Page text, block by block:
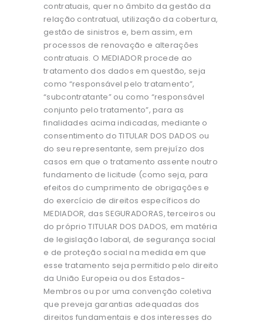
contratuais, quer no âmbito da gestão da
relação contratual, utilização da cobertura,
gestão de sinistros e, bem assim, em
processos de renovação e alterações
contratuais. O MEDIADOR procede ao
tratamento dos dados em questão, seja
como “responsável pelo tratamento”,
“subcontratante” ou como “responsável
conjunto pelo tratamento”, para as
finalidades acima indicadas, mediante o
consentimento do TITULAR DOS DADOS ou
do seu representante, sem prejuízo dos
casos em que o tratamento assente noutro
fundamento de licitude (como seja, para
efeitos do cumprimento de obrigações e
do exercício de direitos específicos do
MEDIADOR, das SEGURADORAS, terceiros ou
do próprio TITULAR DOS DADOS, em matéria
de legislação laboral, de segurança social
e de proteção social na medida em que
esse tratamento seja permitido pelo direito
da União Europeia ou dos Estados-
Membros ou por uma convenção coletiva
que preveja garantias adequadas dos
direitos fundamentais e dos interesses do